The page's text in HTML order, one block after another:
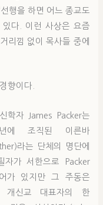
행을 하면 어느 종교도
다. 이런 사상은 요즘
리낌 없이 목사들 중에
향이다.
학자 James Packer는
에 조직된 이른바
라는 단체의 명단에
가 서한으로 Packer
가 있지만 그 주동은
개신교 대표자의 한